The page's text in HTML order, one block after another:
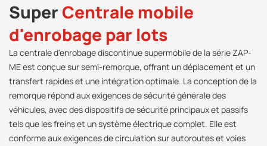
SuperCentrale mobile
d'enrobage par lots
La centrale d'enrobage discontinue supermobile de la série ZAP-
ME est conçue sur semi-remorque, offrant un déplacement et un
transfert rapides et une intégration optimale. La conception de la
remorque répond aux exigences de sécurité générale des
véhicules, avec des dispositifs de sécurité principaux et passifs
tels que les freins et un système électrique complet. Elle est
conforme aux exigences de circulation sur autoroutes et voies